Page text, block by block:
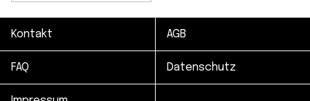
Kontakt AGB
FAQ Datenschutz